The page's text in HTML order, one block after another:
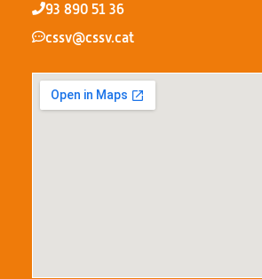
93 890 51 36
cssv@cssv.cat